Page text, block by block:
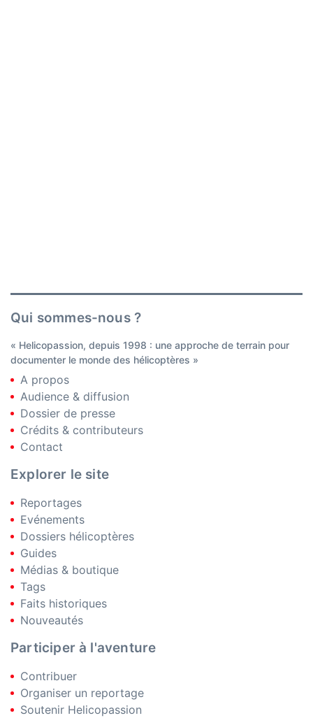
Qui sommes-nous ?
« Helicopassion, depuis 1998 : une approche de terrain pour
documenter le monde des hélicoptères »
A propos
Audience & diffusion
Dossier de presse
Crédits & contributeurs
Contact
Explorer le site
Reportages
Evénements
Dossiers hélicoptères
Guides
Médias & boutique
Tags
Faits historiques
Nouveautés
Participer à l'aventure
Contribuer
Organiser un reportage
Soutenir Helicopassion